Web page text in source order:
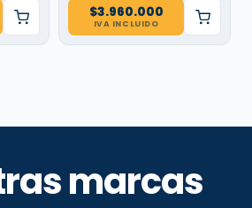
$3.960.000
IVA INCLUIDO
marcas